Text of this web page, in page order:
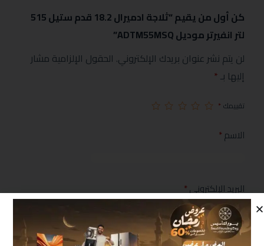
كن أول من يقيم “ثلاجة ادميرال 18.2 قدم ستيل 515
لتر انفيرتر موديل ADTM55MSQ”
لن يتم نشر عنوان بريدك الإلكتروني. الحقول الإلزامية مشار
إليها بـ*
تقييمك *
الاسم*
البريد الإلكتروني*
مراجعتك*